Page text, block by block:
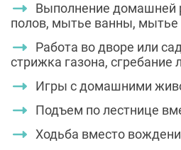
Выполнение домашней
полов, мытье ванны,
Работа во дворе или
стрижка газона, сгребание
Игры с домашними
Подъем полестнице
Ходьба вместо